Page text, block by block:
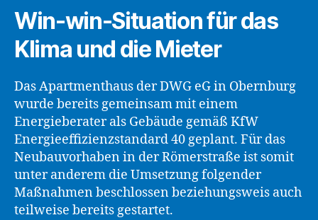
Win-win-Situation für das
Klima und die Mieter
Das Apartmenthaus der DWG eG in Obernburg
wurde bereits gemeinsam mit einem
Energieberater als Gebäude gemäß KfW
Energieeffizienzstandard 40 geplant. Für das
Neubauvorhaben in der Römerstraße ist somit
unter anderem die Umsetzung folgender
Maßnahmen beschlossen beziehungsweis auch
teilweise bereits gestartet.